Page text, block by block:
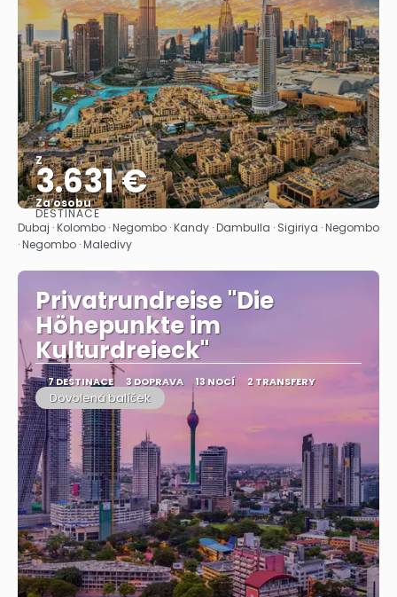
Z
3.631 €
Za osobu
Zobrazit
DESTINACE
Dubaj · Kolombo · Negombo · Kandy · Dambulla · Sigiriya · Negombo
· Negombo · Maledivy
Privatrundreise "Die
Höhepunkte im
Kulturdreieck"
7 DESTINACE 3 DOPRAVA 13 NOCÍ 2 TRANSFERY
Dovolená balíček